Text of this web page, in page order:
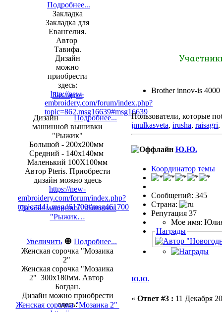
Подробнее...
Закладка
Закладка для
Евангелия.
Автор
Тавифа.
Дизайн
можно
приобрести
здесь:
http://new-
embroidery.com/forum/index.php?
topic=862.msg16639#msg16639
Закладка
Подробнее...
Дизайн
машинной вышивки
"Рыжик"
Большой - 200х200мм
Средний - 140х140мм
Маленький 100Х100мм
Автор Pteris. Приобрести
дизайн можно здесь
https://new-
embroidery.com/forum/index.php?
topic=441.msg461700#msg461700
Дизайн машинной вышивки
"Рыжик…
Увеличить ⊕ Подробнее...
Женская сорочка "Мозаика
2"
Женская сорочка "Мозаика
2" 300х180мм. Автор
Богдан.
Дизайн можно приобрести
здесь:
Женская сорочка "Мозаика 2"
Brother innov-is 4000
Пользователи, которые
jmulkasveta, irusha, raisagri,
Ю.Ю.
Координатор темы
Сообщений: 345
Страна:
Репутация 37
Мое имя:
Награды
Ю.Ю.
« Ответ #3 : 11 Декабря